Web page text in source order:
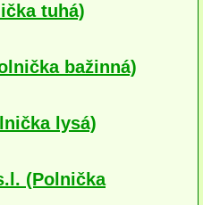
tuhá)
bažinná)
lysá)
(Polnička